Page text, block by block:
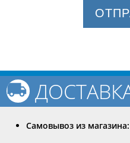
Самовывоз из магазина: